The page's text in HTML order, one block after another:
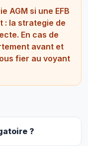
AGM si une EFB
: la strategie de
En cas de
avant et
fier au voyant
?